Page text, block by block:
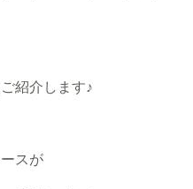
紹介します♪
スが